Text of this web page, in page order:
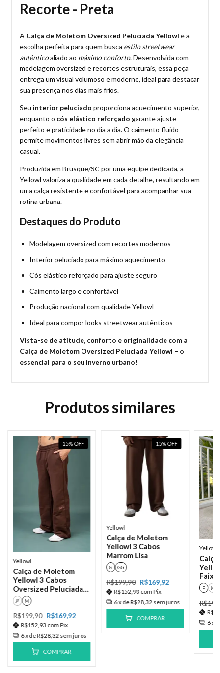
Recorte - Preta
A Calça de Moletom Oversized Peluciada Yellowl é a
escolha perfeita para quem busca estilo streetwear
autênticoaliado ao máximo conforto. Desenvolvida com
modelagem oversized e recortes estruturais, essa peça
entrega um visual volumoso e moderno, ideal para destacar
sua presença nos dias mais frios.
Seu interior peluciado proporciona aquecimento superior,
enquanto o cós elástico reforçado garante ajuste
perfeito e praticidade no dia a dia. O caimento fluido
permite movimentos livres sem abrir mão da elegância
casual.
Produzida em Brusque/SC por uma equipe dedicada, a
Yellowl valoriza a qualidade em cada detalhe, resultando em
uma calça resistente e confortável para acompanhar sua
rotina urbana.
Destaques do Produto
Modelagem oversized com recortes modernos
Interior peluciado para máximo aquecimento
Cós elástico reforçado para ajuste seguro
Caimento largo e confortável
Produção nacional com qualidade Yellowl
Ideal para compor looks streetwear autênticos
Vista-se de atitude, conforto e originalidade com a
Calça de Moletom Oversized Peluciada Yellowl – o
essencial para o seu inverno urbano!
Produtos similares
15%OFF
Yellowl
Calça de Moletom
Yellowl 3 Cabos
Oversized Peluciada
com recorte - Marrom
P M
R$199,90 R$169,92
R$152,93 com Pix
6x deR$28,32 sem juros
COMPRAR
15%OFF
Yellowl
Calça de Moletom
Yellowl 3 Cabos
Marrom Lisa
G GG
R$199,90 R$169,92
R$152,93 com Pix
6x deR$28,32 sem juros
COMPRAR
Yellowl
P M
6x